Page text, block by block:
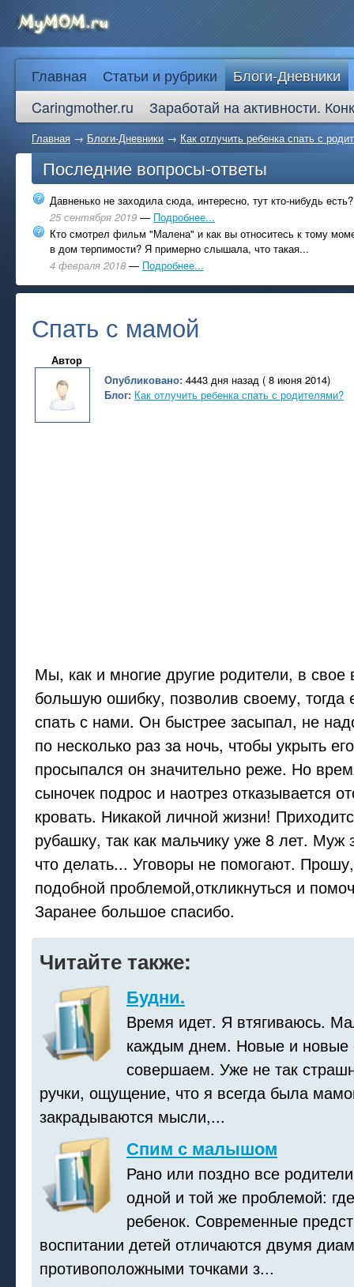
Главная Статьи и рубрики
Блоги-Дневники
Caringmother.ru
Заработай на активности.
Главная → Блоги-Дневники → Как отлучить ребенка спать с
Последние вопросы-ответы
Давненько не заходила сюда, интересно, тут кто-нибудь есть?
25 сентября 2019 — Подробнее...
Кто смотрел фильм "Малена" и как вы относитесь к тому
в дом терпимости? Я примерно слышала, что такая...
4 февраля 2018 — Подробнее...
Спать с мамой
Автор
Опубликовано: 4443 дня назад ( 8 июня 2014)
Блог: Как отлучить ребенка спать с родителями?
Мы, как и многие другие родители, в свое
большую ошибку, позволив своему,
спать с нами. Он быстрее засыпал, не
по несколько раз за ночь, чтобы укрыть
просыпался он значительно реже. Но
сыночек подрос и наотрез отказывается
кровать. Никакой личной жизни!
рубашку, так как мальчику уже 8 лет. Муж
что делать... Уговоры не помогают.
подобной проблемой,откликнуться и
Заранее большое спасибо.
Читайте также:
Будни.
Время идет. Я втягиваюсь.
каждым днем. Новые и новые
совершаем. Уже не так
ручки, ощущение, что я всегда была
закрадываются мысли,...
Спим с малышом
Рано или поздно все
одной и той же проблемой:
ребенок. Современные
воспитании детей отличаются двумя
противоположными точками з...